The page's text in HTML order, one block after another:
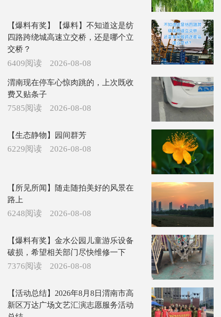
【爆料有奖】【爆料】不知道这是纺
四路跨绕城高速立交桥，还是哪个立
交桥？
6409阅读 2026-08-08
渭南现在停车心惊肉跳的，上次既收
费又贴条子
7585阅读 2026-08-08
【生态静物】园间群芳
6229阅读 2026-08-08
【所见所闻】随走随拍美好的风景在
路上
6248阅读 2026-08-08
【爆料有奖】金水公园儿童游乐设备
破损，希望相关部门尽快维修一下
7376阅读 2026-08-08
【活动总结】2026年8月8日渭南市高
新区万达广场文艺汇演志愿服务活动